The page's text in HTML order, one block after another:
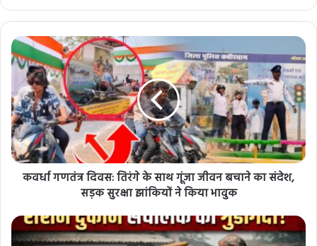
कवर्धा गणतंत्र दिवस: तिरंगे के साथ गूंजा जीवन बचाने का संदेश,
सड़क सुरक्षा झांकियों ने किया भावुक